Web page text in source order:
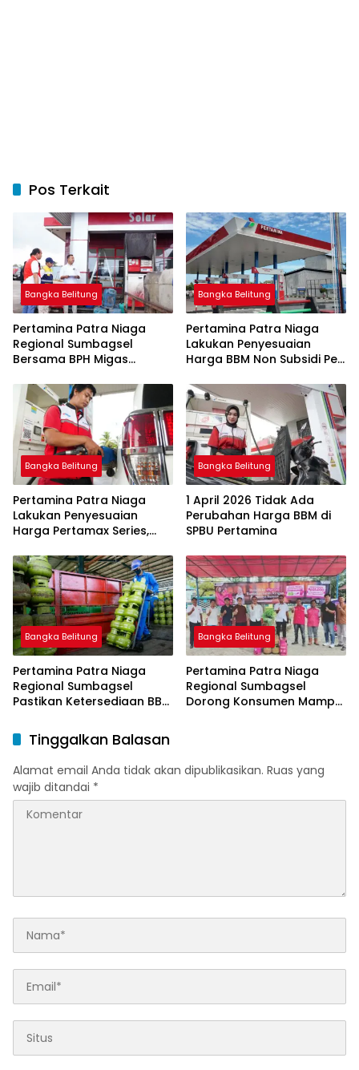
Pos Terkait
Bangka Belitung
Pertamina Patra Niaga
Regional Sumbagsel
Bersama BPH Migas
Penyaluran BBM Subsidi
bagi Nelayan melalui
Aplikasi XSTAR
Bangka Belitung
Pertamina Patra Niaga
Lakukan Penyesuaian
Harga BBM Non Subsidi Per
Bangka Belitung
Pertamina Patra Niaga
Lakukan Penyesuaian
Harga Pertamax Series,
Subsidi Tetap
Bangka Belitung
1 April 2026 Tidak Ada
Perubahan Harga BBM di
SPBU Pertamina
Bangka Belitung
Pertamina Patra Niaga
Regional Sumbagsel
Pastikan Ketersediaan BBM
Ramadan dan Menjelang
Idulfitri
Bangka Belitung
Pertamina Patra Niaga
Regional Sumbagsel
Dorong Konsumen Mampu
Tinggalkan Balasan
Alamat email Anda tidak akan dipublikasikan. Ruas yang
wajib ditandai *